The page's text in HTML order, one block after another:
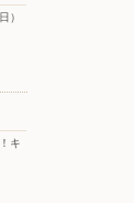
）
キ